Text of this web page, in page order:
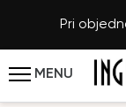
Pri
MENU